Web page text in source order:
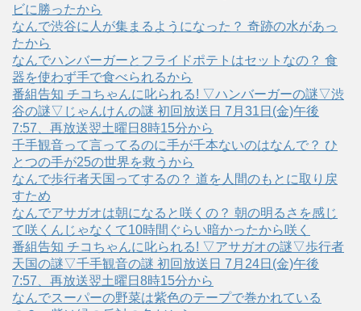
ビに勝ったから
なんで渋谷に人が集まるようになった？ 奇跡の水があっ
たから
なんでハンバーガーとフライドポテトはセットなの？ 食
器を使わず手で食べられるから
番組告知 チコちゃんに叱られる! ▽ハンバーガーの謎▽渋
谷の謎▽じゃんけんの謎 初回放送日 7月31日(金)午後
7:57、再放送翌土曜日8時15分から
千手観音って言ってるのに手が千本ないのはなんで？ ひ
とつの手が25の世界を救うから
なんで歩行者天国ってするの？ 道を人間のもとに取り戻
すため
なんでアサガオは朝になると咲くの？ 朝の明るさを感じ
て咲くんじゃなくて10時間ぐらい暗かったから咲く
番組告知 チコちゃんに叱られる! ▽アサガオの謎▽歩行者
天国の謎▽千手観音の謎 初回放送日 7月24日(金)午後
7:57、再放送翌土曜日8時15分から
なんでスーパーの野菜は紫色のテープで巻かれている